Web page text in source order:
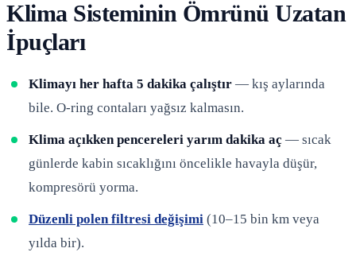
Klima Sisteminin Ömrünü Uzatan
İpuçları
Klimayı her hafta 5 dakika çalıştır — kış aylarında
bile. O-ring contaları yağsız kalmasın.
Klima açıkken pencereleri yarım dakika aç — sıcak
günlerde kabin sıcaklığını öncelikle havayla düşür,
kompresörü yorma.
Düzenli polen filtresi değişimi (10–15 bin km veya
yılda bir).